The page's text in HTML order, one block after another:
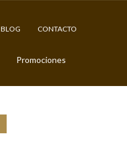
BLOG CONTACTO
Promociones